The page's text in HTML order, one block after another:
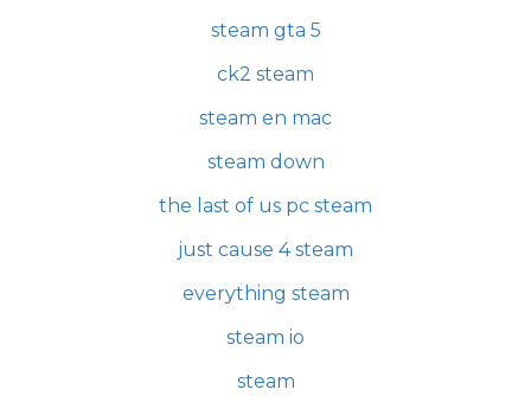
steam gta 5
ck2 steam
steam en mac
steam down
the last of us pc steam
just cause 4 steam
everything steam
steam io
steam